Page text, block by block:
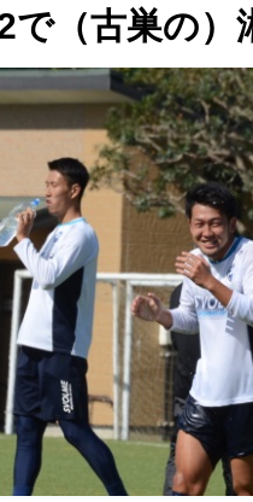
は「個」
ンポジウム「気候変動から命
で（古巣の）